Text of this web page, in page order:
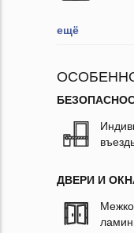
ещё
ДВЕРИ И